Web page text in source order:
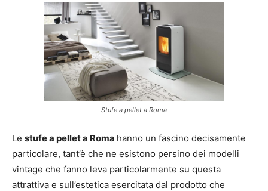
Stufe a pellet a Roma
Le stufe a pellet a Roma hanno un fascino decisamente
particolare, tant’è che ne esistono persino dei modelli
vintage che fanno leva particolarmente su questa
attrattiva e sull’estetica esercitata dal prodotto che